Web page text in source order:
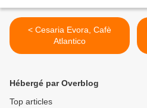
< Cesaria Evora, Cafè
Atlantico
Hébergé par Overblog
Top articles